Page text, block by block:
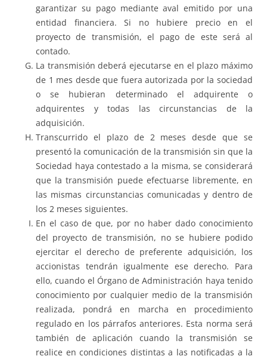
garantizar su pago mediante aval emitido por una
entidad financiera. Si no hubiere precio en el
proyecto de transmisión, el pago de este será al
contado.
La transmisión deberá ejecutarse en el plazo máximo
de 1 mes desde que fuera autorizada por la sociedad
o se hubieran determinado el adquirente o
adquirentes y todas las circunstancias de la
adquisición.
Transcurrido el plazo de 2 meses desde que se
presentó la comunicación de la transmisión sin que la
Sociedad haya contestado a la misma, se considerará
que la transmisión puede efectuarse libremente, en
las mismas circunstancias comunicadas y dentro de
los 2 meses siguientes.
En el caso de que, por no haber dado conocimiento
del proyecto de transmisión, no se hubiere podido
ejercitar el derecho de preferente adquisición, los
accionistas tendrán igualmente ese derecho. Para
ello, cuando el Órgano de Administración haya tenido
conocimiento por cualquier medio de la transmisión
realizada, pondrá en marcha en procedimiento
regulado en los párrafos anteriores. Esta norma será
también de aplicación cuando la transmisión se
realice en condiciones distintas a las notificadas a la